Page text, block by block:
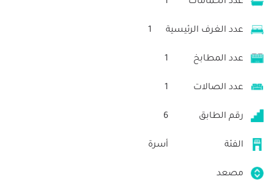
عدد الغرف الرئيسية 1
عدد المطابخ 1
عدد الصالات 1
رقم الطابق 6
الفئة أسرة
مصعد